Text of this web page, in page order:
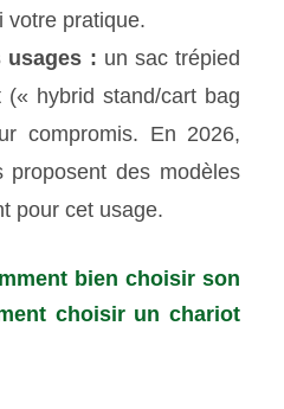
votre pratique.
usages : un sac trépied
(« hybrid stand/cart bag
compromis. En 2026,
proposent des modèles
pour cet usage.
bien choisir son
choisir un chariot